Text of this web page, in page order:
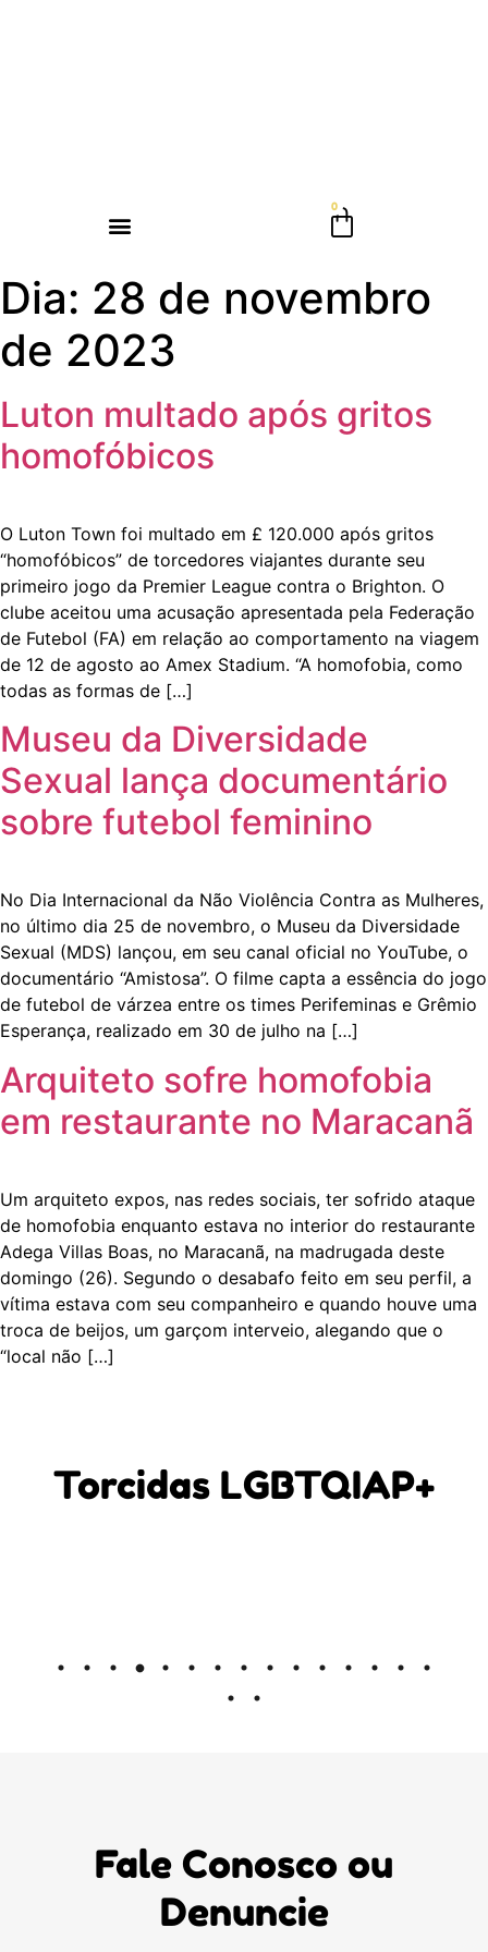
Dia: 28 de novembro
de 2023
Luton multado após gritos
homofóbicos
O Luton Town foi multado em £ 120.000 após gritos
“homofóbicos” de torcedores viajantes durante seu
primeiro jogo da Premier League contra o Brighton. O
clube aceitou uma acusação apresentada pela Federação
de Futebol (FA) em relação ao comportamento na viagem
de 12 de agosto ao Amex Stadium. “A homofobia, como
todas as formas de […]
Museu da Diversidade
Sexual lança documentário
sobre futebol feminino
No Dia Internacional da Não Violência Contra as Mulheres,
no último dia 25 de novembro, o Museu da Diversidade
Sexual (MDS) lançou, em seu canal oficial no YouTube, o
documentário “Amistosa”. O filme capta a essência do jogo
de futebol de várzea entre os times Perifeminas e Grêmio
Esperança, realizado em 30 de julho na […]
Arquiteto sofre homofobia
em restaurante no Maracanã
Um arquiteto expos, nas redes sociais, ter sofrido ataque
de homofobia enquanto estava no interior do restaurante
Adega Villas Boas, no Maracanã, na madrugada deste
domingo (26). Segundo o desabafo feito em seu perfil, a
vítima estava com seu companheiro e quando houve uma
troca de beijos, um garçom interveio, alegando que o
“local não […]
Torcidas LGBTQIAP+
Fale Conosco ou
Denuncie